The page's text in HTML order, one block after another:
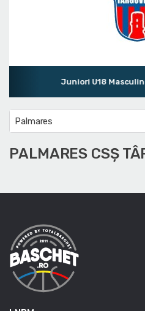
Juniori U18 Masculin
Palmares
PALMARES CSȘ